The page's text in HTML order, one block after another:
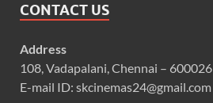
CONTACT US
Address
108, Vadapalani, Chennai – 600026
E-mail ID: skcinemas24@gmail.com